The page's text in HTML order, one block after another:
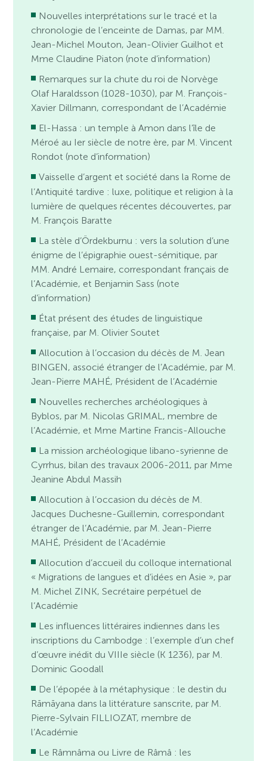
Nouvelles interprétations sur le tracé et la
chronologie de l’enceinte de Damas, par MM.
Jean-Michel Mouton, Jean-Olivier Guilhot et
Mme Claudine Piaton (note d’information)
Remarques sur la chute du roi de Norvège
Olaf Haraldsson (1028-1030), par M. François-
Xavier Dillmann, correspondant de l’Académie
El-Hassa : un temple à Amon dans l’île de
Méroé au Ier siècle de notre ère, par M. Vincent
Rondot (note d’information)
Vaisselle d’argent et société dans la Rome de
l’Antiquité tardive : luxe, politique et religion à la
lumière de quelques récentes découvertes, par
M. François Baratte
La stèle d’Ördekburnu : vers la solution d’une
énigme de l’épigraphie ouest-sémitique, par
MM. André Lemaire, correspondant français de
l’Académie, et Benjamin Sass (note
d’information)
État présent des études de linguistique
française, par M. Olivier Soutet
Allocution à l’occasion du décès de M. Jean
BINGEN, associé étranger de l’Académie, par M.
Jean-Pierre MAHÉ, Président de l’Académie
Nouvelles recherches archéologiques à
Byblos, par M. Nicolas GRIMAL, membre de
l’Académie, et Mme Martine Francis-Allouche
La mission archéologique libano-syrienne de
Cyrrhus, bilan des travaux 2006-2011, par Mme
Jeanine Abdul Massih
Allocution à l’occasion du décès de M.
Jacques Duchesne-Guillemin, correspondant
étranger de l’Académie, par M. Jean-Pierre
MAHÉ, Président de l’Académie
Allocution d’accueil du colloque international
« Migrations de langues et d’idées en Asie », par
M. Michel ZINK, Secrétaire perpétuel de
l’Académie
Les influences littéraires indiennes dans les
inscriptions du Cambodge : l’exemple d’un chef
d’œuvre inédit du VIIIe siècle (K 1236), par M.
Dominic Goodall
De l’épopée à la métaphysique : le destin du
Rāmāyana dans la littérature sanscrite, par M.
Pierre-Sylvain FILLIOZAT, membre de
l’Académie
Le Râmnâma ou Livre de Râmâ : les